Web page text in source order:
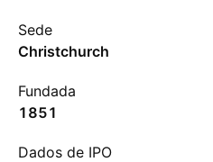
Sede
Christchurch
Fundada
1851
Dados de IPO